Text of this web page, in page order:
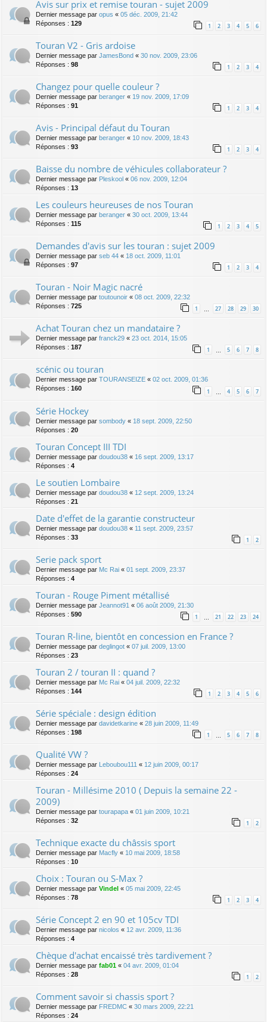
Avis sur prix et remise touran - sujet 2009
Dernier message par opus « 05 déc. 2009, 21:42
Réponses : 129 1 2 3 4 5 6
Touran V2 - Gris ardoise
Dernier message par JamesBond « 30 nov. 2009, 23:06
Réponses : 98 1 2 3 4
Changez pour quelle couleur ?
Dernier message par beranger « 19 nov. 2009, 17:09
Réponses : 91 1 2 3 4
Avis - Principal défaut du Touran
Dernier message par beranger « 10 nov. 2009, 18:43
Réponses : 93 1 2 3 4
Baisse du nombre de véhicules collaborateur ?
Dernier message par Pleskool « 06 nov. 2009, 12:04
Réponses : 13
Les couleurs heureuses de nos Touran
Dernier message par beranger « 30 oct. 2009, 13:44
Réponses : 115 1 2 3 4 5
Demandes d'avis sur les touran : sujet 2009
Dernier message par seb 44 « 18 oct. 2009, 11:01
Réponses : 97 1 2 3 4
Touran - Noir Magic nacré
Dernier message par toutounoir « 08 oct. 2009, 22:32
Réponses : 725 1 … 27 28 29 30
Achat Touran chez un mandataire ?
Dernier message par franck29 « 23 oct. 2014, 15:05
Réponses : 187 1 … 5 6 7 8
scénic ou touran
Dernier message par TOURANSEIZE « 02 oct. 2009, 01:36
Réponses : 160 1 4 5 6 7
Série Hockey
Dernier message par sombody « 18 sept. 2009, 22:50
Réponses : 20
Touran Concept III TDI
Dernier message par doudou38 « 16 sept. 2009, 13:17
Réponses : 4
Le soutien Lombaire
Dernier message par doudou38 « 12 sept. 2009, 13:24
Réponses : 21
Date d'effet de la garantie constructeur
Dernier message par doudou38 « 11 sept. 2009, 23:57
Réponses : 33 1 2
Serie pack sport
Dernier message par Mc Rai « 01 sept. 2009, 23:37
Réponses : 4
Touran - Rouge Piment métallisé
Dernier message par Jeannot91 « 06 août 2009, 21:30
Réponses : 590 1 21 22 23 24
Touran R-line, bientôt en concession en France ?
Dernier message par deglingot « 07 juil. 2009, 13:00
Réponses : 23
Touran 2 / touran II : quand ?
Dernier message par Mc Rai « 04 juil. 2009, 22:32
Réponses : 144 1 2 3 4 5 6
Série spéciale : design édition
Dernier message par davidetkarine « 28 juin 2009, 11:49
Réponses : 198 1 5 6 7 8
Qualité VW ?
Dernier message par Leboubou111 « 12 juin 2009, 00:17
Réponses : 24
Touran - Millésime 2010 ( Depuis la semaine 22 -
2009)
Dernier message par tourapapa « 01 juin 2009, 10:21
Réponses : 32 1 2
Technique exacte du châssis sport
Dernier message par Macfly « 10 mai 2009, 18:58
Réponses : 10
Choix : Touran ou S-Max ?
Dernier message par Vindel « 05 mai 2009, 22:45
Réponses : 78 1 2 3 4
Série Concept 2 en 90 et 105cv TDI
Dernier message par nicolos « 12 avr. 2009, 11:36
Réponses : 4
Chèque d'achat encaissé très tardivement ?
Dernier message par fab01 « 04 avr. 2009, 01:04
Réponses : 28 1 2
Comment savoir si chassis sport ?
Dernier message par FREDMC « 30 mars 2009, 22:21
Réponses : 24